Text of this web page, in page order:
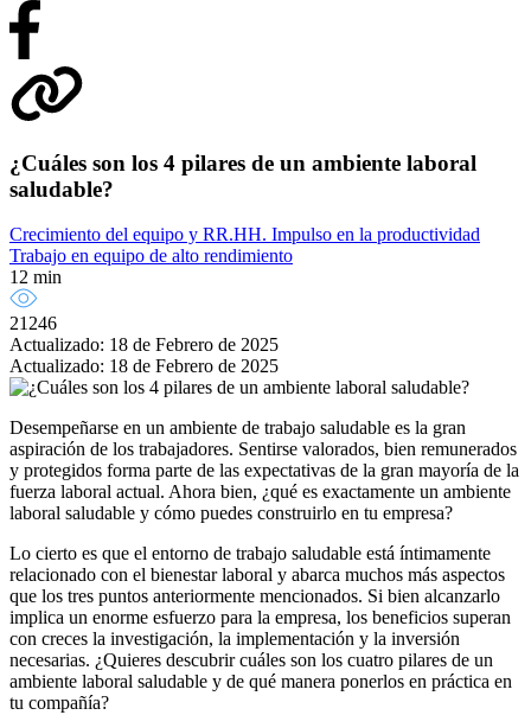
¿Cuáles son los 4 pilares de un ambiente laboral
saludable?
Crecimiento del equipo y RR.HH. Impulso en la productividad
Trabajo en equipo de alto rendimiento
12 min
21246
Actualizado: 18 de Febrero de 2025
Actualizado: 18 de Febrero de 2025
Desempeñarse en un ambiente de trabajo saludable es la gran
aspiración de los trabajadores. Sentirse valorados, bien remunerados
y protegidos forma parte de las expectativas de la gran mayoría de la
fuerza laboral actual. Ahora bien, ¿qué es exactamente un ambiente
laboral saludable y cómo puedes construirlo en tu empresa?
Lo cierto es que el entorno de trabajo saludable está íntimamente
relacionado con el bienestar laboral y abarca muchos más aspectos
que los tres puntos anteriormente mencionados. Si bien alcanzarlo
implica un enorme esfuerzo para la empresa, los beneficios superan
con creces la investigación, la implementación y la inversión
necesarias. ¿Quieres descubrir cuáles son los cuatro pilares de un
ambiente laboral saludable y de qué manera ponerlos en práctica en
tu compañía?